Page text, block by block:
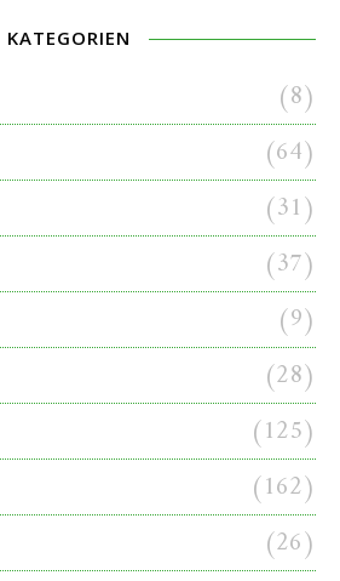
KATEGORIEN
(8)
(64)
(31)
(37)
(9)
(28)
(125)
(162)
(26)